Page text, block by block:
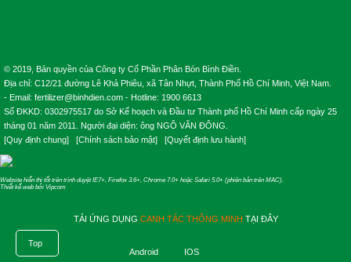
Top
© 2019, Bản quyền của Công ty Cổ Phần Phân Bón Bình Điền.
Địa chỉ: C12/21 đường Lê Khả Phiêu, xã Tân Nhựt, Thành Phố Hồ Chí Minh, Việt Nam.
- Email: fertilizer@binhdien.com - Hotline: 1900 6613
Số ĐKKD: 0302975517 do Sở Kế hoạch và Đầu tư Thành phố Hồ Chí Minh cấp ngày 25
tháng 01 năm 2011. Người đại diện: ông NGÔ VĂN ĐÔNG.
[Quy định chung] [Chính sách bảo mật] [Quyết định lưu hành]
Website hiển thị tốt trên trình duyệt IE7+, Firefox 3.6+, Chrome 7.0+ hoặc Safari 5.0+ (phiên bản trên MAC).
Thiết kế webbởi Vipcom
TẢI ỨNG DỤNG CANH TÁC THÔNG MINH TẠI ĐÂY
Android IOS